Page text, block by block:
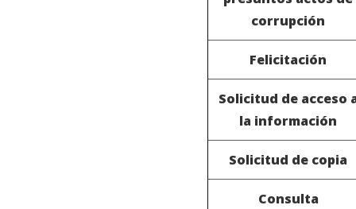
corrupción
Felicitación
Solicitud de acceso
la información
Solicitud de copia
Consulta